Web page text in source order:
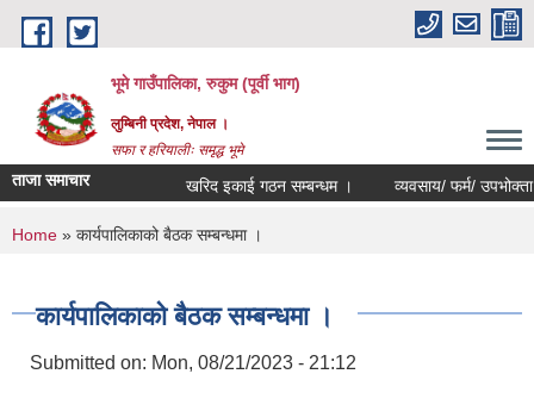
Skip to main content
भूमे गाउँपालिका, रुकुम (पूर्वी भाग)
लुम्बिनी प्रदेश, नेपाल ।
सफा र हरियालीः समृद्ध भूमे
ताजा समाचार खरिद इकाई गठन सम्बन्धम । व्यवसाय/ फर्म/ उपभोक्ता /
You are here
Home » कार्यपालिकाको बैठक सम्बन्धमा ।
कार्यपालिकाको बैठक सम्बन्धमा ।
Submitted on: Mon, 08/21/2023 - 21:12